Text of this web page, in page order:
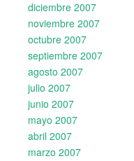
diciembre 2007
noviembre 2007
octubre 2007
septiembre 2007
agosto 2007
julio 2007
junio 2007
mayo 2007
abril 2007
marzo 2007